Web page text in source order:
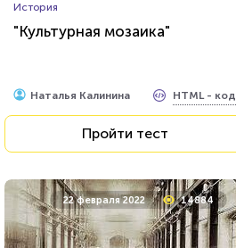
История
"Культурная мозаика"
Наталья Калинина HTML - код
Пройти тест
22 февраля 2022 14884